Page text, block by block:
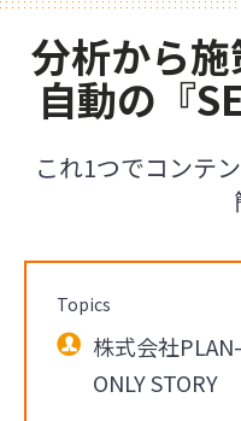
分析から
自動の『
これ1つでコンテ
Topics
株式会社
ONLY STORY